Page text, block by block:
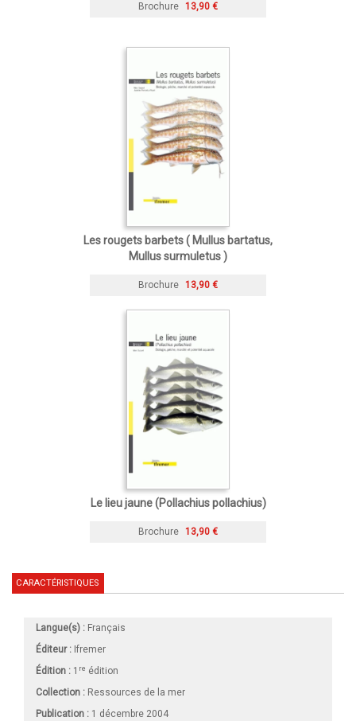
Brochure 13,90 €
Les rougets barbets ( Mullus bartatus,
Mullus surmuletus )
Brochure 13,90 €
Le lieu jaune (Pollachius pollachius)
Brochure 13,90 €
CARACTÉRISTIQUES
Langue(s) : Français
Éditeur : Ifremer
Édition : 1 re édition
Collection : Ressources de la mer
Publication : 1 décembre 2004